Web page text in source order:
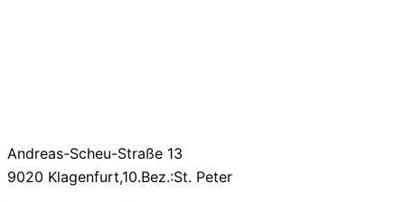
Andreas-Scheu-Straße 13
9020 Klagenfurt,10.Bez.:St. Peter